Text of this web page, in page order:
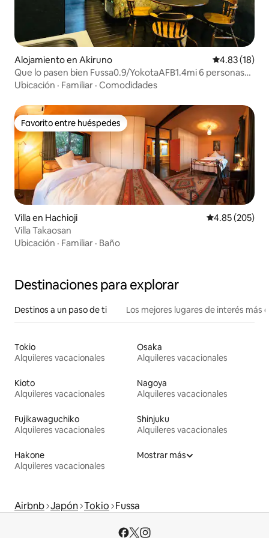
Alojamiento en Akiruno Calificación
4.83 (18)
Que lo pasen bien Fussa0.9/YokotaAFB1.4mi 6 personas
~12 mascotas Febrero de 2024
Ubicación · Familiar · Comodidades
Favorito entre huéspedes
Favorito entre huéspedes
Villa en Hachioji Calificación
4.85 (205)
Villa Takaosan
Ubicación · Familiar · Baño
Destinaciones para explorar
Destinos a un paso de ti Los mejores lugares de interés más
Tokio
Alquileres vacacionales
Osaka
Alquileres vacacionales
Kioto
Alquileres vacacionales
Nagoya
Alquileres vacacionales
Fujikawaguchiko
Alquileres vacacionales
Shinjuku
Alquileres vacacionales
Hakone
Alquileres vacacionales
Mostrar más
Airbnb Japón Tokio Fussa